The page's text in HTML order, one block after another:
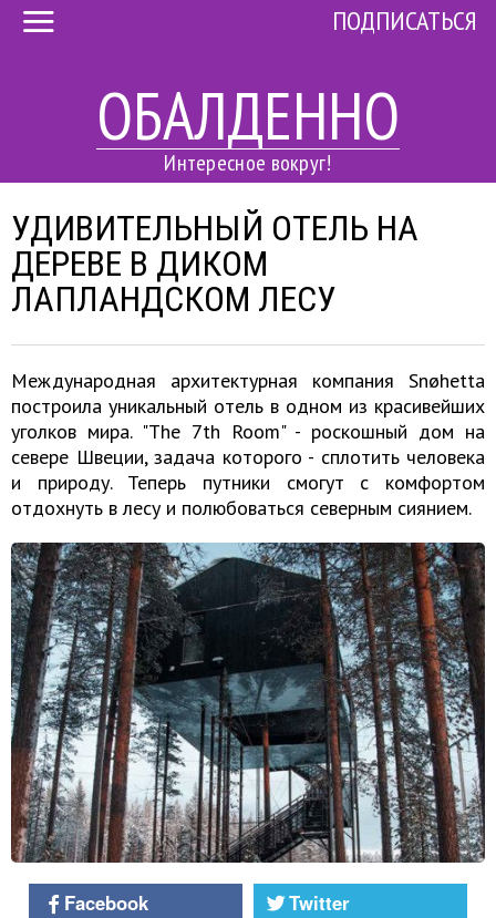
ОБАЛДЕННО
Интересное вокруг!
ПОДПИСАТЬСЯ
УДИВИТЕЛЬНЫЙ ОТЕЛЬ НА
ДЕРЕВЕ В ДИКОМ
ЛАПЛАНДСКОМ ЛЕСУ
Международная архитектурная компания Snøhetta
построила уникальный отель в одном из красивейших
уголков мира. "The 7th Room" - роскошный дом на
севере Швеции, задача которого - сплотить человека
и природу. Теперь путники смогут с комфортом
отдохнуть в лесу и полюбоваться северным сиянием.
Facebook
Twitter